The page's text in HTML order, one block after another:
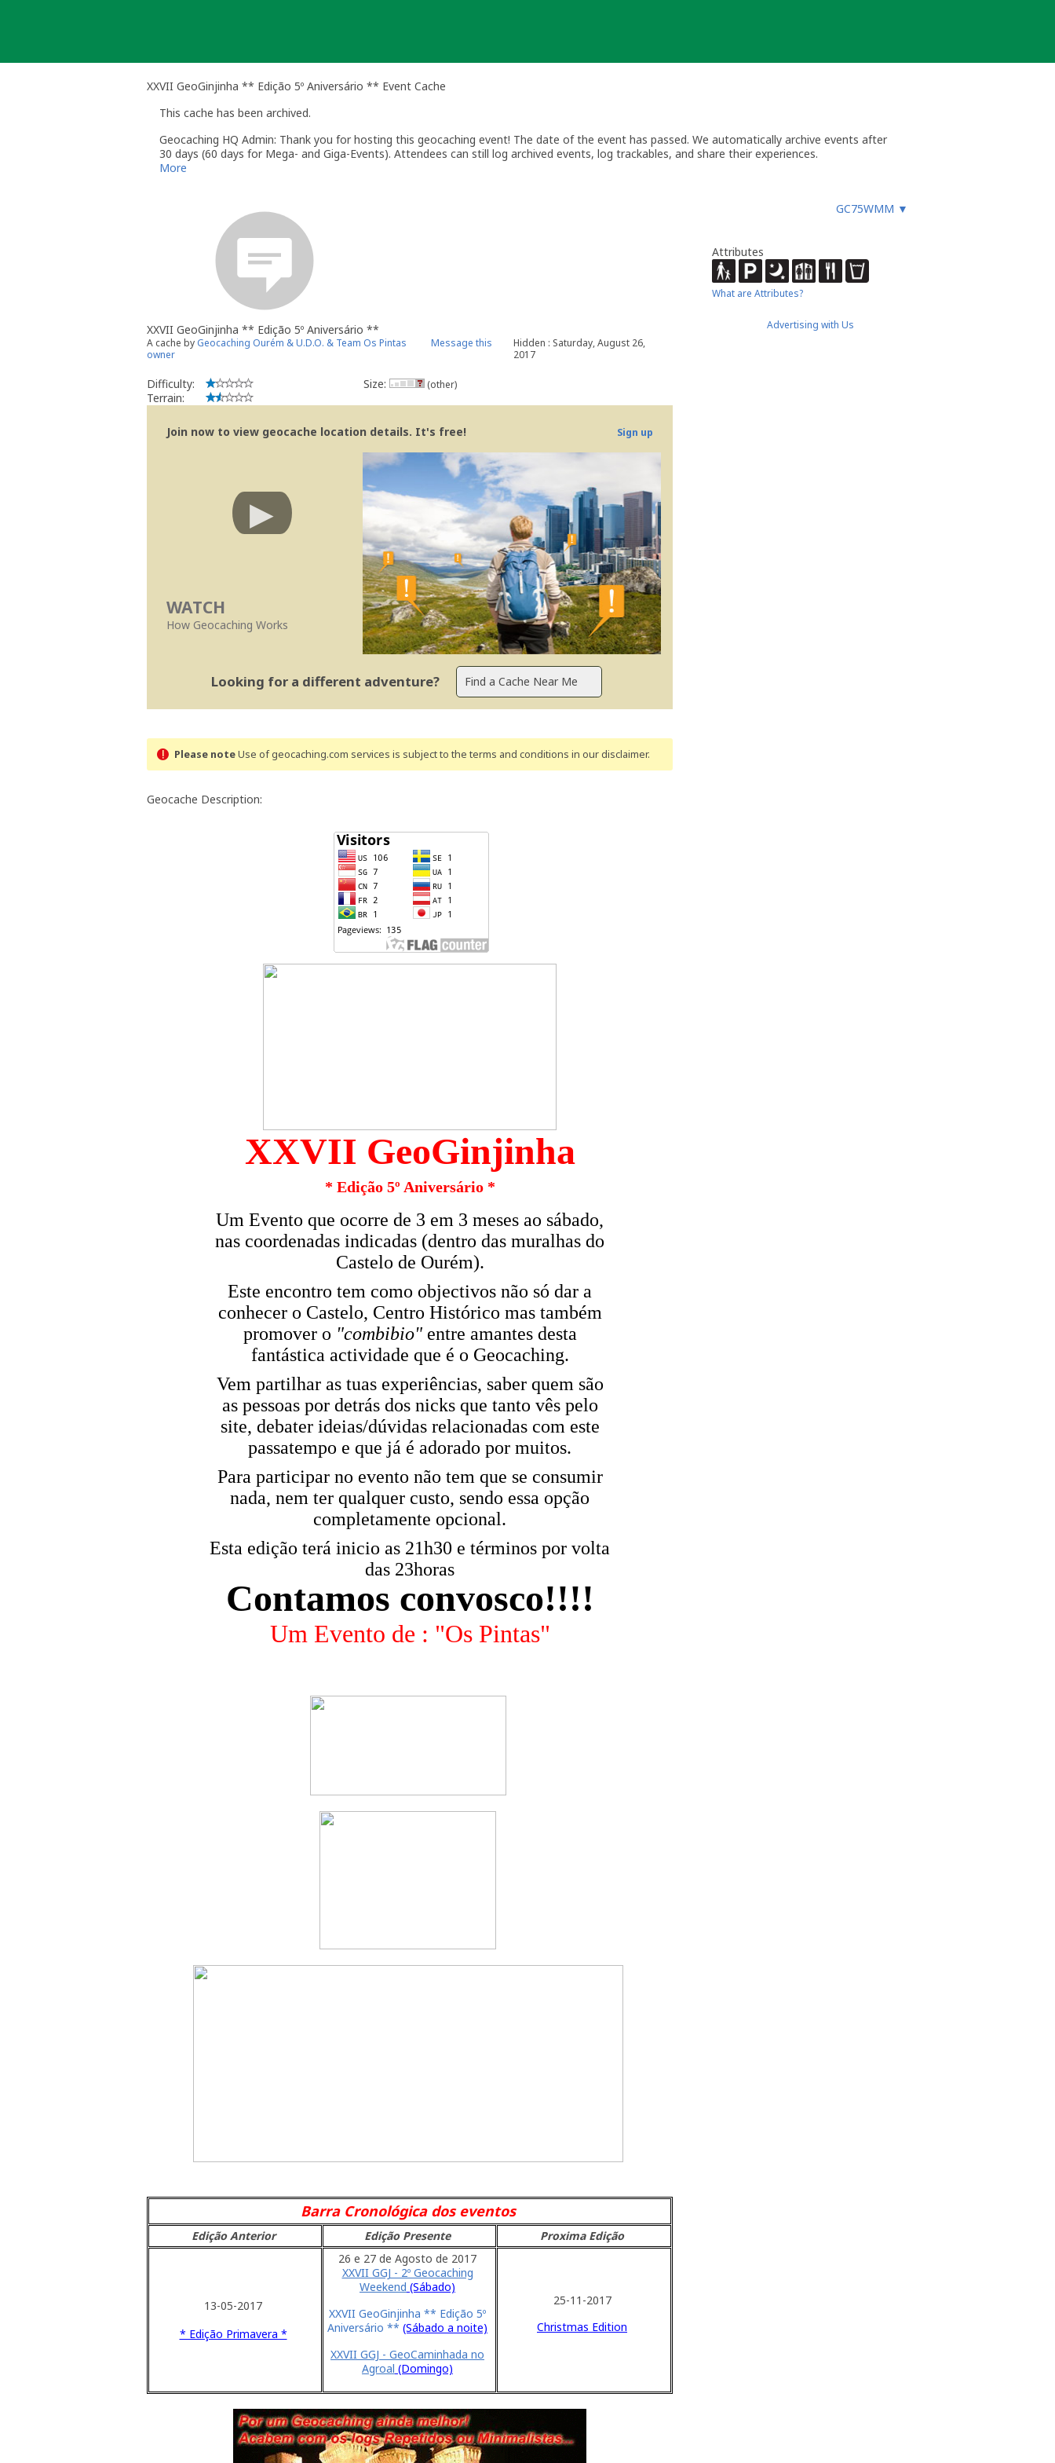
XXVII GeoGinjinha ** Edição 5º Aniversário ** Event Cache
This cache has been archived.
Geocaching HQ Admin: Thank you for hosting this geocaching event! The date of the event has passed. We automatically archive events after
30 days (60 days for Mega- and Giga-Events). Attendees can still log archived events, log trackables, and share their experiences.
More
GC75WMM ▼
XXVII GeoGinjinha ** Edição 5º Aniversário **
A cache by Geocaching Ourém & U.D.O. & Team Os Pintas
Message this
owner
Hidden : Saturday, August 26,
2017
Difficulty:
Terrain:
Size: (other)
Join now to view geocache location details. It's free! Sign up
WATCH
How Geocaching Works
Looking for a different adventure?
Please noteUse of geocaching.com services is subject to the terms and conditions in our disclaimer.
Geocache Description:
XXVII GeoGinjinha
* Edição 5º Aniversário *
Um Evento que ocorre de 3 em 3 meses ao sábado,
nas coordenadas indicadas (dentro das muralhas do
Castelo de Ourém).
Este encontro tem como objectivos não só dar a
conhecer o Castelo, Centro Histórico mas também
promover o "combibio"entre amantes desta
fantástica actividade que é o Geocaching.
Vem partilhar as tuas experiências, saber quem são
as pessoas por detrás dos nicks que tanto vês pelo
site, debater ideias/dúvidas relacionadas com este
passatempo e que já é adorado por muitos.
Para participar no evento não tem que se consumir
nada, nem ter qualquer custo, sendo essa opção
completamente opcional.
Esta edição terá inicio as 21h30 e términos por volta
das 23horas
Contamos convosco!!!!
Um Evento de : "Os Pintas"
Barra Cronológica dos eventos
Edição Anterior Edição Presente Proxima Edição
13-05-2017
* Edição Primavera *
26 e 27 de Agosto de 2017
XXVII GGJ - 2º Geocaching
Weekend (Sábado)
XXVII GeoGinjinha ** Edição 5º
Aniversário ** (Sábado a noite)
XXVII GGJ - GeoCaminhada no
Agroal (Domingo)
25-11-2017
Christmas Edition
Attributes
What are Attributes?
Advertising with Us